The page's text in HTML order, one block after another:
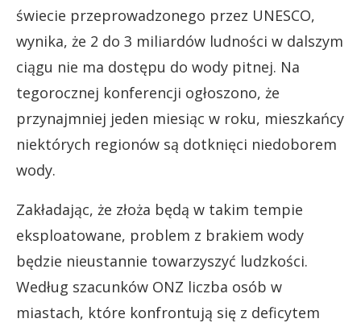
świecie przeprowadzonego przez UNESCO,
wynika, że 2 do 3 miliardów ludności w dalszym
ciągu nie ma dostępu do wody pitnej. Na
tegorocznej konferencji ogłoszono, że
przynajmniej jeden miesiąc w roku, mieszkańcy
niektórych regionów są dotknięci niedoborem
wody.
Zakładając, że złoża będą w takim tempie
eksploatowane, problem z brakiem wody
będzie nieustannie towarzyszyć ludzkości.
Według szacunków ONZ liczba osób w
miastach, które konfrontują się z deficytem